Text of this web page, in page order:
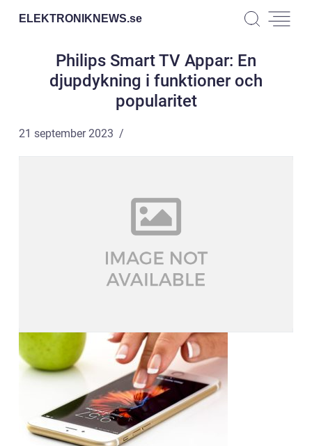
ELEKTRONIKNEWS.se
Philips Smart TV Appar: En
djupdykning i funktioner och
popularitet
21 september 2023